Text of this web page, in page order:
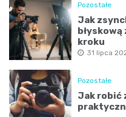
Pozostałe
Jak
błyskową
kroku
31 lipca
Pozostałe
Jak robić